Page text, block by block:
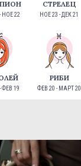
НОЕ 22
СТРЕЛЕЦ
НОЕ 23 - ДЕК 21
ФЕВ 19
РИБИ
ФЕВ 20 - МАРТ 20